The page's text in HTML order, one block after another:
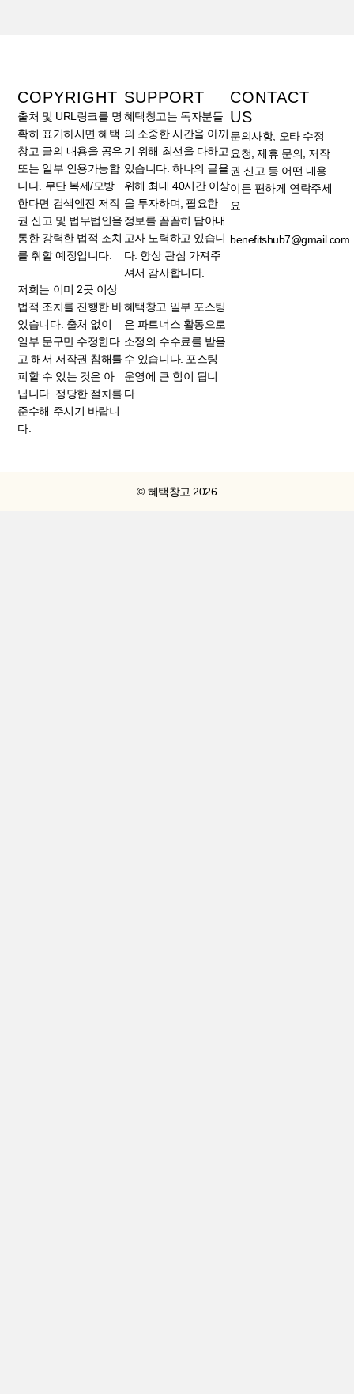
COPYRIGHT
출처 및 URL링크를 명
확히 표기하시면 혜택
창고 글의 내용을 공유
또는 일부 인용가능합
니다. 무단 복제/모방
한다면 검색엔진 저작
권 신고 및 법무법인을
통한 강력한 법적 조치
를 취할 예정입니다.
저희는 이미 2곳 이상
법적 조치를 진행한 바
있습니다. 출처 없이
일부 문구만 수정한다
고 해서 저작권 침해를
피할 수 있는 것은 아
닙니다. 정당한 절차를
준수해 주시기 바랍니
다.
SUPPORT
혜택창고는 독자분들
의 소중한 시간을 아끼
기 위해 최선을 다하고
있습니다. 하나의 글을
위해 최대 40시간 이상
을 투자하며, 필요한
정보를 꼼꼼히 담아내
고자 노력하고 있습니
다. 항상 관심 가져주
셔서 감사합니다.
혜택창고 일부 포스팅
은 파트너스 활동으로
소정의 수수료를 받을
수 있습니다. 포스팅
운영에 큰 힘이 됩니
다.
CONTACT
US
문의사항, 오타 수정
요청, 제휴 문의, 저작
권 신고 등 어떤 내용
이든 편하게 연락주세
요.
benefitshub7@gmail.com
© 혜택창고 2026